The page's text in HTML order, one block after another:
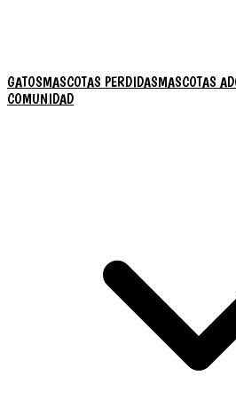
GATOSMASCOTAS PERDIDASMASCOTAS
COMUNIDAD